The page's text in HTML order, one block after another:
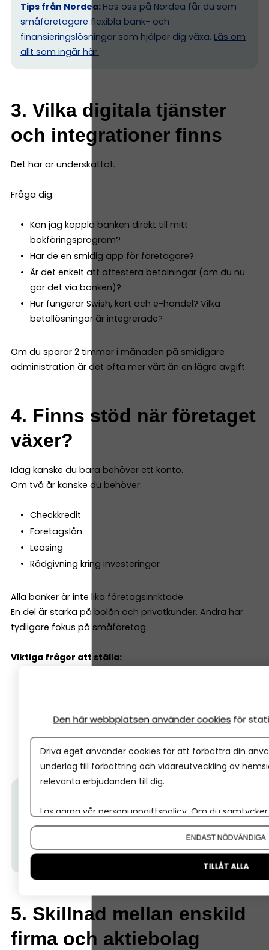
Tips från Nordea: Hos oss på Nordea får du som
småföretagare flexibla bank- och
finansieringslösningar som hjälper dig växa. Läs om
allt som ingår här.
3. Vilka digitala tjänster
och integrationer finns
Det här är underskattat.
Fråga dig:
Kan jag koppla banken direkt till mitt
bokföringsprogram?
Har de en smidig app för företagare?
Är det enkelt att attestera betalningar (om du nu
gör det via banken)?
Hur fungerar Swish, kort och e-handel? Vilka
betallösningar är integrerade?
Om du sparar 2 timmar i månaden på smidigare
administration är det ofta mer värt än en lägre avgift.
4. Finns stöd när företaget
växer?
Idag kanske du bara behöver ett konto.
Om två år kanske du behöver:
Checkkredit
Företagslån
Leasing
Rådgivning kring investeringar
Alla banker är inte lika företagsinriktade.
En del är starka på bolån och privatkunder. Andra har
tydligare fokus på småföretag.
Viktiga frågor att ställa:
Hur ser deras kreditpolicy ut för nystartade bolag?
Kan du få en personlig kontakt som lär känna just
dig och ditt företag?
valt Nordea. Välj en bank som förstår företagande
allt detta ingår. (Ps. Ibland kan det vara skönt att ta
ett möte med banken, hos Nordea kan alla företag
oavsett storlek boka ett personligt möte.)
5. Skillnad mellan enskild
firma och aktiebolag
Den här webbplatsen använder cookies för
Driva eget använder cookies för att förbättra din
underlag till förbättring och vidareutveckling av
relevanta erbjudanden till dig.
Läs gärna vår personuppgiftspolicy. Om du
Om du vill ändra ditt val i efterhand hittar du den
ENDAST NÖDVÄNDIGA
TILLÅT ALLA